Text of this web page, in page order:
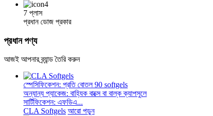
7 প্লাস
প্রধান ডোজ প্রকার
প্রধান পণ্য
আজই আপনার ব্র্যান্ড তৈরি করুন
স্পেসিফিকেশন: প্রতি বোতল 90 softgels
অন্যান্য প্যাকেজ: বাহ্যিক বাক্সে বা বাল্ক ক্যাপসুলে
সার্টিফিকেশন: এফডিএ...
CLA Softgels আরো পড়ুন